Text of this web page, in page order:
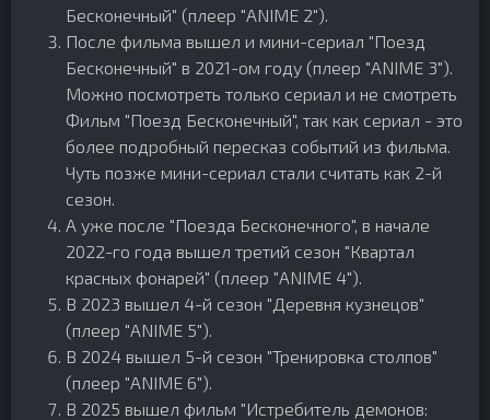
Бесконечный" (плеер "ANIME 2").
После фильма вышел и мини-сериал "Поезд
Бесконечный" в 2021-ом году (плеер "ANIME 3").
Можно посмотреть только сериал и не смотреть
Фильм "Поезд Бесконечный", так как сериал - это
более подробный пересказ событий из фильма.
Чуть позже мини-сериал стали считать как 2-й
сезон.
А уже после "Поезда Бесконечного", в начале
2022-го года вышел третий сезон "Квартал
красных фонарей" (плеер "ANIME 4").
В 2023 вышел 4-й сезон "Деревня кузнецов"
(плеер "ANIME 5").
В 2024 вышел 5-й сезон "Тренировка столпов"
(плеер "ANIME 6").
В 2025 вышел фильм "Истребитель демонов: